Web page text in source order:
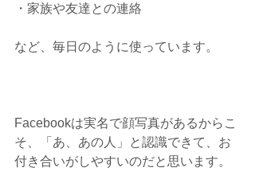
・家族や友達との連絡
など、毎日のように使っています。
Facebookは実名で顔写真があるからこ
そ、「あ、あの人」と認識できて、お
付き合いがしやすいのだと思います。